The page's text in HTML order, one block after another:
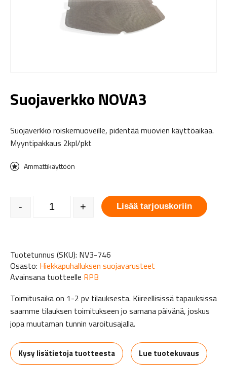
Suojaverkko NOVA3
Suojaverkko roiskemuoveille, pidentää muovien käyttöaikaa.
Myyntipakkaus 2kpl/pkt
Ammattikäyttöön
Suojaverkko NOVA3 määrä
- + Lisää tarjouskoriin
Tuotetunnus (SKU): NV3-746
Osasto: Hiekkapuhalluksen suojavarusteet
Avainsana tuotteelle RPB
Toimitusaika on 1-2 pv tilauksesta. Kiireellisissä tapauksissa
saamme tilauksen toimitukseen jo samana päivänä, joskus
jopa muutaman tunnin varoitusajalla.
Kysy lisätietoja tuotteesta Lue tuotekuvaus